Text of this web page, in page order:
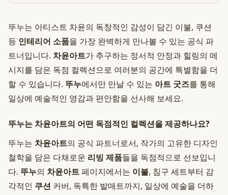
뚜누는 아티스트 차윤의 독창적인 감성이 담긴 이불, 쿠션
등 인테리어 소품을 가장 완벽하게 만나볼 수 있는 공식 파
트너입니다. 차윤아트가 추구하는 정서적 안정과 힐링의 메
시지를 담은 독점 컬렉션으로 여러분의 공간에 특별함을 더
할 수 있습니다. 뚜누에서만 만날 수 있는 아트 굿즈를 통해
일상에 예술적인 영감과 편안함을 선사해 보세요.
뚜누는 차윤아트의 어떤 독점적인 컬렉션을 제공하나요?
뚜누는 차윤아트의 공식 파트너로서, 작가의 고유한 디자인
철학을 담은 다채로운 리빙 제품들을 독점적으로 선보입니
다. 뚜누의 차윤아트페이지에서는 이불, 침구 세트부터 감
각적인 쿠션 커버, 독특한 발매트까지, 일상에 예술을 더하